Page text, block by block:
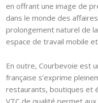
en offrant une image de
dans le monde des
prolongement naturel de
espace de travail mobile
En outre, Courbevoie est
française s’exprime
restaurants, boutiques et
VTC de qualité permet